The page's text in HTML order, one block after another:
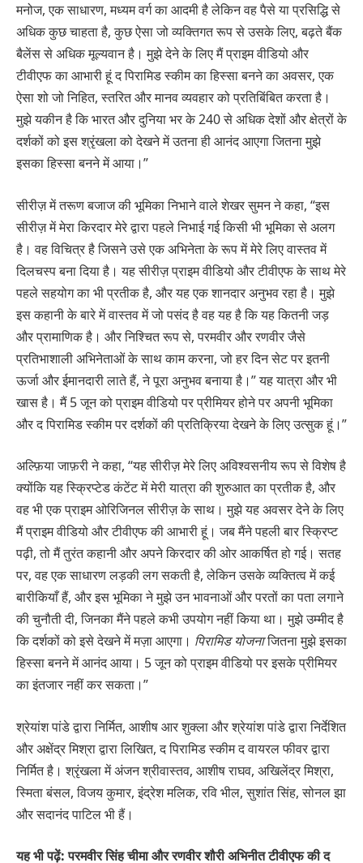
मनोज, एक साधारण, मध्यम वर्ग का आदमी है लेकिन वह पैसे या प्रसिद्धि से
अधिक कुछ चाहता है, कुछ ऐसा जो व्यक्तिगत रूप से उसके लिए, बढ़ते बैंक
बैलेंस से अधिक मूल्यवान है। मुझे देने के लिए मैं प्राइम वीडियो और
टीवीएफ का आभारी हूं द पिरामिड स्कीम का हिस्सा बनने का अवसर, एक
ऐसा शो जो निहित, स्तरित और मानव व्यवहार को प्रतिबिंबित करता है।
मुझे यकीन है कि भारत और दुनिया भर के 240 से अधिक देशों और क्षेत्रों के
दर्शकों को इस श्रृंखला को देखने में उतना ही आनंद आएगा जितना मुझे
इसका हिस्सा बनने में आया।”
सीरीज़ में तरूण बजाज की भूमिका निभाने वाले शेखर सुमन ने कहा, “इस
सीरीज़ में मेरा किरदार मेरे द्वारा पहले निभाई गई किसी भी भूमिका से अलग
है। वह विचित्र है जिसने उसे एक अभिनेता के रूप में मेरे लिए वास्तव में
दिलचस्प बना दिया है। यह सीरीज़ प्राइम वीडियो और टीवीएफ के साथ मेरे
पहले सहयोग का भी प्रतीक है, और यह एक शानदार अनुभव रहा है। मुझे
इस कहानी के बारे में वास्तव में जो पसंद है वह यह है कि यह कितनी जड़
और प्रामाणिक है। और निश्चित रूप से, परमवीर और रणवीर जैसे
प्रतिभाशाली अभिनेताओं के साथ काम करना, जो हर दिन सेट पर इतनी
ऊर्जा और ईमानदारी लाते हैं, ने पूरा अनुभव बनाया है।” यह यात्रा और भी
खास है। मैं 5 जून को प्राइम वीडियो पर प्रीमियर होने पर अपनी भूमिका
और द पिरामिड स्कीम पर दर्शकों की प्रतिक्रिया देखने के लिए उत्सुक हूं।”
अल्फ़िया जाफ़री ने कहा, “यह सीरीज़ मेरे लिए अविश्वसनीय रूप से विशेष है
क्योंकि यह स्क्रिप्टेड कंटेंट में मेरी यात्रा की शुरुआत का प्रतीक है, और
वह भी एक प्राइम ओरिजिनल सीरीज़ के साथ। मुझे यह अवसर देने के लिए
मैं प्राइम वीडियो और टीवीएफ की आभारी हूं। जब मैंने पहली बार स्क्रिप्ट
पढ़ी, तो मैं तुरंत कहानी और अपने किरदार की ओर आकर्षित हो गई। सतह
पर, वह एक साधारण लड़की लग सकती है, लेकिन उसके व्यक्तित्व में कई
बारीकियाँ हैं, और इस भूमिका ने मुझे उन भावनाओं और परतों का पता लगाने
की चुनौती दी, जिनका मैंने पहले कभी उपयोग नहीं किया था। मुझे उम्मीद है
कि दर्शकों को इसे देखने में मज़ा आएगा। पिरामिड योजनाजितना मुझे इसका
हिस्सा बनने में आनंद आया। 5 जून को प्राइम वीडियो पर इसके प्रीमियर
का इंतजार नहीं कर सकता।”
श्रेयांश पांडे द्वारा निर्मित, आशीष आर शुक्ला और श्रेयांश पांडे द्वारा निर्देशित
और अक्षेंद्र मिश्रा द्वारा लिखित, द पिरामिड स्कीम द वायरल फीवर द्वारा
निर्मित है। श्रृंखला में अंजन श्रीवास्तव, आशीष राघव, अखिलेंद्र मिश्रा,
स्मिता बंसल, विजय कुमार, इंद्रेश मलिक, रवि भील, सुशांत सिंह, सोनल झा
और सदानंद पाटिल भी हैं।
यह भी पढ़ें: परमवीर सिंह चीमा और रणवीर शौरी अभिनीत टीवीएफ की द